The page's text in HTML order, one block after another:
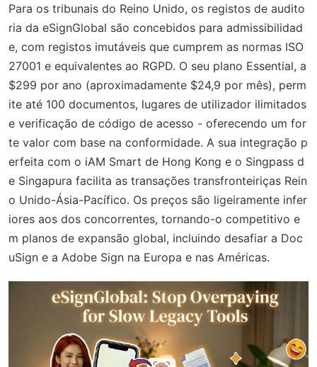
Para os tribunais do Reino Unido, os registos de audito
ria da eSignGlobal são concebidos para admissibilidad
e, com registos imutáveis que cumprem as normas ISO
27001 e equivalentes ao RGPD. O seu plano Essential, a
$299 por ano (aproximadamente $24,9 por mês), perm
ite até 100 documentos, lugares de utilizador ilimitados
e verificação de código de acesso - oferecendo um for
te valor com base na conformidade. A sua integração p
erfeita com o iAM Smart de Hong Kong e o Singpass d
e Singapura facilita as transações transfronteiriças Rein
o Unido-Ásia-Pacífico. Os preços são ligeiramente infer
iores aos dos concorrentes, tornando-o competitivo e
m planos de expansão global, incluindo desafiar a Doc
uSign e a Adobe Sign na Europa e nas Américas.